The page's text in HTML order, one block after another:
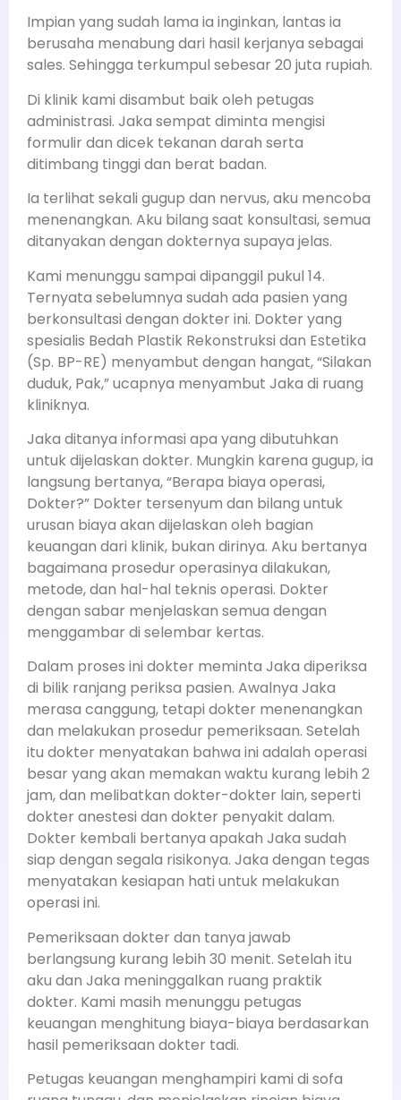
Impian yang sudah lama ia inginkan, lantas ia
berusaha menabung dari hasil kerjanya sebagai
sales. Sehingga terkumpul sebesar 20 juta rupiah.
Di klinik kami disambut baik oleh petugas
administrasi. Jaka sempat diminta mengisi
formulir dan dicek tekanan darah serta
ditimbang tinggi dan berat badan.
Ia terlihat sekali gugup dan nervus, aku mencoba
menenangkan. Aku bilang saat konsultasi, semua
ditanyakan dengan dokternya supaya jelas.
Kami menunggu sampai dipanggil pukul 14.
Ternyata sebelumnya sudah ada pasien yang
berkonsultasi dengan dokter ini. Dokter yang
spesialis Bedah Plastik Rekonstruksi dan Estetika
(Sp. BP-RE) menyambut dengan hangat, “Silakan
duduk, Pak,” ucapnya menyambut Jaka di ruang
kliniknya.
Jaka ditanya informasi apa yang dibutuhkan
untuk dijelaskan dokter. Mungkin karena gugup, ia
langsung bertanya, “Berapa biaya operasi,
Dokter?” Dokter tersenyum dan bilang untuk
urusan biaya akan dijelaskan oleh bagian
keuangan dari klinik, bukan dirinya. Aku bertanya
bagaimana prosedur operasinya dilakukan,
metode, dan hal-hal teknis operasi. Dokter
dengan sabar menjelaskan semua dengan
menggambar di selembar kertas.
Dalam proses ini dokter meminta Jaka diperiksa
di bilik ranjang periksa pasien. Awalnya Jaka
merasa canggung, tetapi dokter menenangkan
dan melakukan prosedur pemeriksaan. Setelah
itu dokter menyatakan bahwa ini adalah operasi
besar yang akan memakan waktu kurang lebih 2
jam, dan melibatkan dokter-dokter lain, seperti
dokter anestesi dan dokter penyakit dalam.
Dokter kembali bertanya apakah Jaka sudah
siap dengan segala risikonya. Jaka dengan tegas
menyatakan kesiapan hati untuk melakukan
operasi ini.
Pemeriksaan dokter dan tanya jawab
berlangsung kurang lebih 30 menit. Setelah itu
aku dan Jaka meninggalkan ruang praktik
dokter. Kami masih menunggu petugas
keuangan menghitung biaya-biaya berdasarkan
hasil pemeriksaan dokter tadi.
Petugas keuangan menghampiri kami di sofa